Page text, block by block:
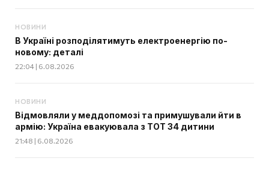
НОВИНИ
В Україні розподілятимуть електроенергію по-
новому: деталі
22:04 | 6.08.2026
НОВИНИ
Відмовляли у меддопомозі та примушували йти в
армію: Україна евакуювала з ТОТ 34 дитини
21:48 | 6.08.2026